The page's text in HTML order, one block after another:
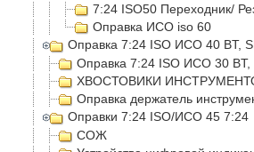
7:24 ISO50 Переходник/
Оправка ИСО iso 60
Оправка 7:24 ISO ИСО 40 BT,
Оправка 7:24 ISO ИСО 30 BT,
ХВОСТОВИКИ
Оправка держатель
Оправки 7:24 ISO/ИСО 45 7:24
СОЖ